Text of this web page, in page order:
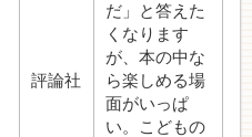
評論社
だ」と答えた
くなります
が、本の中な
ら楽しめる場
面がいっぱ
い。こどもの